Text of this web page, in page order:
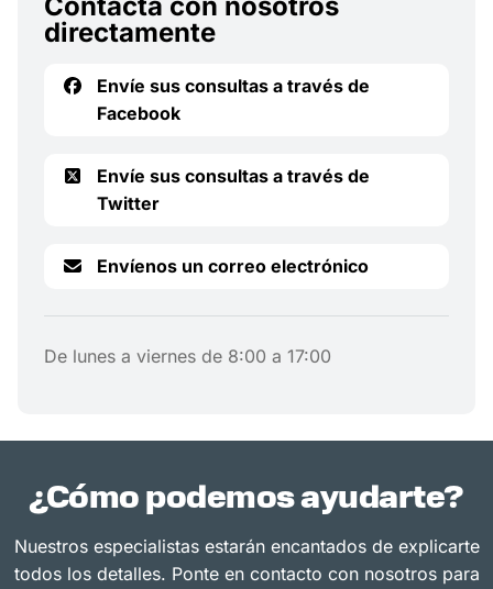
directamente
Envíe sus consultas a través de
Facebook
Envíe sus consultas a través de
Twitter
Envíenos un correo electrónico
De lunes a viernes de 8:00 a 17:00
¿Cómo podemos ayudarte?
Nuestros especialistas estarán encantados de explicarte
todos los detalles. Ponte en contacto con nosotros para